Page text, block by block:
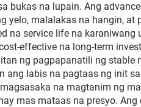
na lupain. Ang
malalakas na hangin, at
na service life na
effective na long-term
ng pagpapanatili ng stable
labis na pagtaas ng init
na magtanim ng
mas mataas na presyo.